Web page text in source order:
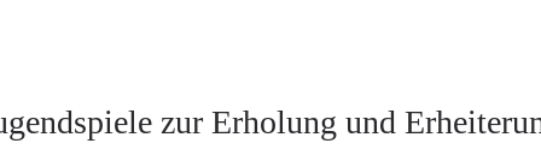
zur Erholung und